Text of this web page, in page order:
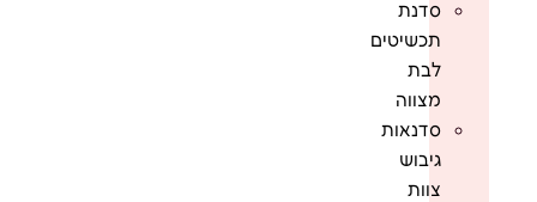
סדנת
תכשיטים
לבת
מצווה
סדנאות
גיבוש
צוות